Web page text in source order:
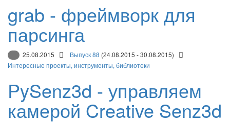
grab - фреймворк для
парсинга
25.08.2015 Выпуск 88 (24.08.2015 - 30.08.2015)
Интересные проекты, инструменты, библиотеки
PySenz3d - управляем
камерой Creative Senz3d